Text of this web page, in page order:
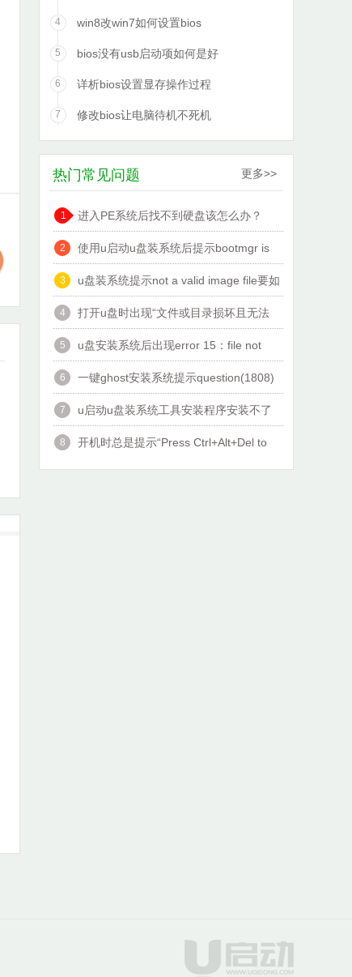
4 win8改win7如何设置bios
5 bios没有usb启动项如何是好
6 详析bios设置显存操作过程
7 修改bios让电脑待机不死机
热门常见问题 更多>>
进入PE系统后找不到硬盘该怎么办？
1
使用u启动u盘装系统后提示bootmgr is
missing该怎么办
2
u盘装系统提示not a valid image file要如
何解决
3
打开u盘时出现“文件或目录损坏且无法
读取”怎么办？
4
u盘安装系统后出现error 15：file not
found怎么办
5
一键ghost安装系统提示question(1808)
错误怎么解决？
6
u启动u盘装系统工具安装程序安装不了
怎么办
7
开机时总是提示“Press Ctrl+Alt+Del to
8